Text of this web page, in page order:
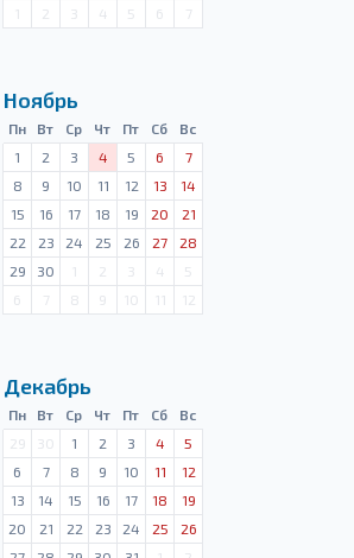
1 2 3 4 5 6 7
Ноябрь
Пн Вт Ср Чт Пт Сб
Вс
1 2 3 4 5 6
7
8 9 10 11 12 13
14
15 16 17 18 19 20
21
22 23 24 25 26 27
28
29 30 1 2 3 4
5
6 7 8 9 10 11 12
Декабрь
Пн Вт Ср Чт Пт Сб
Вс
29 30 1 2 3 4
5
6 7 8 9 10 11
12
13 14 15 16 17 18
19
20 21 22 23 24 25
26